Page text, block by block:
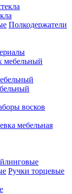
Полкодержатели
мебельный
восков
мебельная
Ручки торцевые